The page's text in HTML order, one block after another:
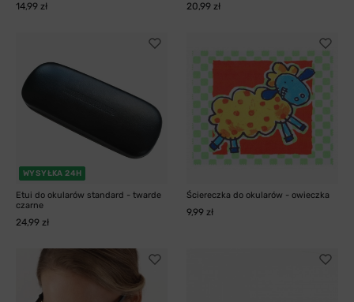
14,99 zł 20,99 zł
WYSYŁKA 24H
Etui do okularów standard - twarde
czarne
24,99 zł
Ściereczka do okularów - owieczka
9,99 zł